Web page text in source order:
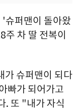
슈퍼맨이 돌아왔
차 딸 전복이
가 슈퍼맨이 되다
빠가 되어가고
. 또 "내가 자식